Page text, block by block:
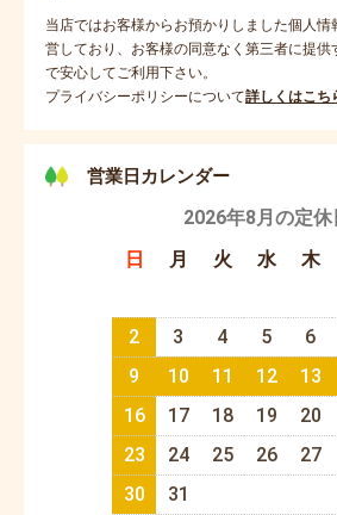
当店ではお客様からお預かりしました個人情
営しており、お客様の同意なく第三者に提
で安心してご利用下さい。
プライバシーポリシーについて詳しくはこち
営業日カレンダー
2026年8月の定休
日
月 火 水 木
2
3 4 5 6
9
10 11 12 13
16
17 18 19 20
23
24 25 26 27
30
31